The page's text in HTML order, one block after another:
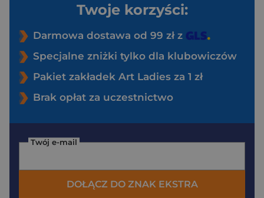
Twoje korzyści:
Darmowa dostawa od 99 zł z
Specjalne zniżki tylko dla klubowiczów
Pakiet zakładek Art Ladies za 1 zł
Brak opłat za uczestnictwo
Twój e-mail
DOŁĄCZ DO ZNAK EKSTRA